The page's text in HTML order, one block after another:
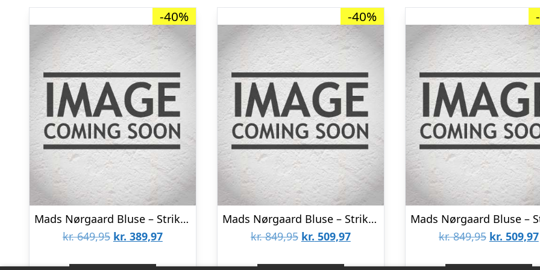
-40%
Mads Nørgaard Bluse – Strik – Inga – Cashmere Blue/Vanilla Ice
kr.649,95 Den
kr. 389,97Den
-40%
Mads Nørgaard Bluse – Strik – Crash Tilonina – Charcoal Melange/
kr.849,95 Den
kr. 509,97Den
kr.849,95 Den
kr. 509,97